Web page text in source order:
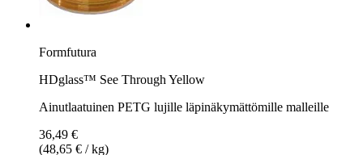
Formfutura
HDglass™ See Through Yellow
Ainutlaatuinen PETG lujille läpinäkymättömille malleille
36,49 €
(48,65 € / kg)